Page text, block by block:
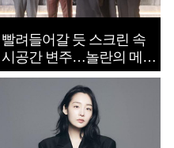
빨려들어갈 듯 스크린 속
시공간 변주…놀란의 메시
지는 ‘전쟁 속죄’